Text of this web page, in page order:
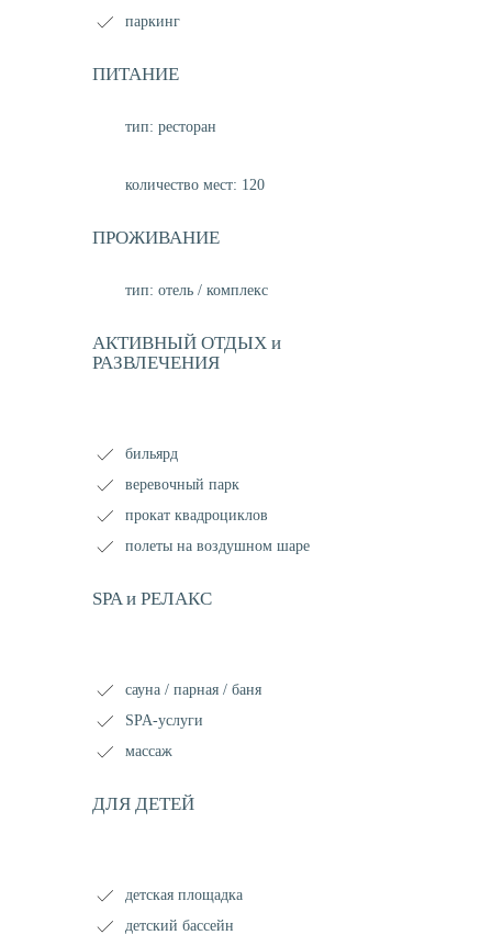
паркинг
ПИТАНИЕ
тип: ресторан
количество мест: 120
ПРОЖИВАНИЕ
тип: отель / комплекс
АКТИВНЫЙ ОТДЫХ и
РАЗВЛЕЧЕНИЯ
бильярд
веревочный парк
прокат квадроциклов
полеты на воздушном шаре
SPA и РЕЛАКС
сауна / парная / баня
SPA-услуги
массаж
ДЛЯ ДЕТЕЙ
детская площадка
детский бассейн